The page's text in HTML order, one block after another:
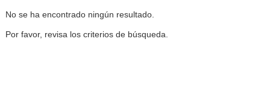
No se ha encontrado ningún resultado.
Por favor, revisa los criterios de búsqueda.